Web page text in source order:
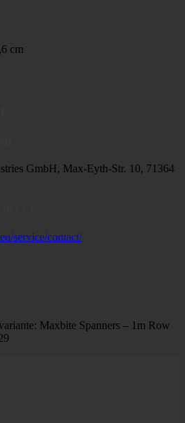
cm
GmbH, Max-Eyth-Str. 10, 71364
service/contact/
Maxbite Spanners – 1m Row